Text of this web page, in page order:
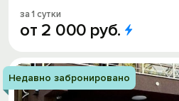
за 1 сутки
от 2 000 руб.
Недавно забронировано